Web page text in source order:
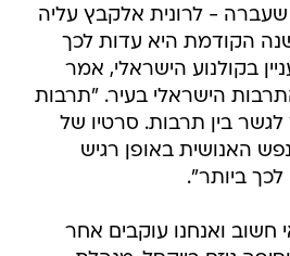
- לרונית אלקבץ עליה
הקודמת היא עדות לכך
בקולנוע הישראלי, אמר
הישראלי בעיר. "תרבות
לגשר בין תרבות. סרטיו של
האנושית באופן רגיש
לכך ביותר".
חשוב ואנחנו עוקבים אחר